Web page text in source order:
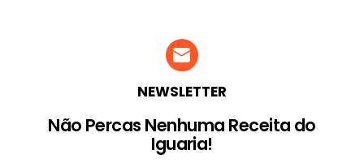
NEWSLETTER
Não Percas Nenhuma Receita do
Iguaria!